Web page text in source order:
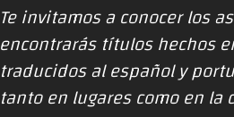
Te invitamos a conocer los
encontrarástítulos hechos
traducidos al español y
tanto en lugares como en